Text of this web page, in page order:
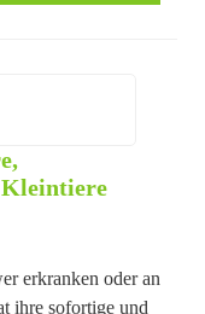
erkranken oder an
ihre sofortige und